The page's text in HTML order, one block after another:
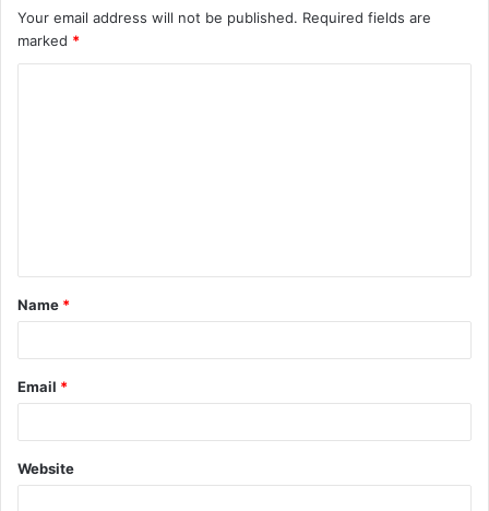
Your email address will not be published. Required fields are
marked *
Name *
Email *
Website